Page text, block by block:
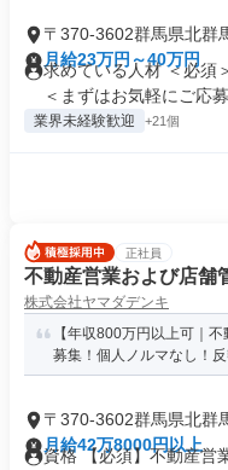
〒370-3602群馬県北群
月給23万円～40万円
求めている人材 ＜必須
＜まずはお気軽にご応募
業界未経験歓迎 +21個
正社員
不動産営業および店舗
株式会社ヤマダデンキ
【年収800万円以上可｜
募集！個人ノルマなし！
〒370-3602群馬県北群
月給42万8000円以上
資格 【必須】不動産営